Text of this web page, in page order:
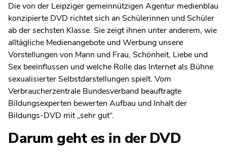
Die von der Leipziger gemeinnützigen Agentur medienblau
konzipierte DVD richtet sich an Schülerinnen und Schüler
ab der sechsten Klasse. Sie zeigt ihnen unter anderem, wie
alltägliche Medienangebote und Werbung unsere
Vorstellungen von Mann und Frau, Schönheit, Liebe und
Sex beeinflussen und welche Rolle das Internet als Bühne
sexualisierter Selbstdarstellungen spielt. Vom
Verbraucherzentrale Bundesverband beauftragte
Bildungsexperten bewerten Aufbau und Inhalt der
Bildungs-DVD mit „sehr gut“.
Darum geht es in der DVD